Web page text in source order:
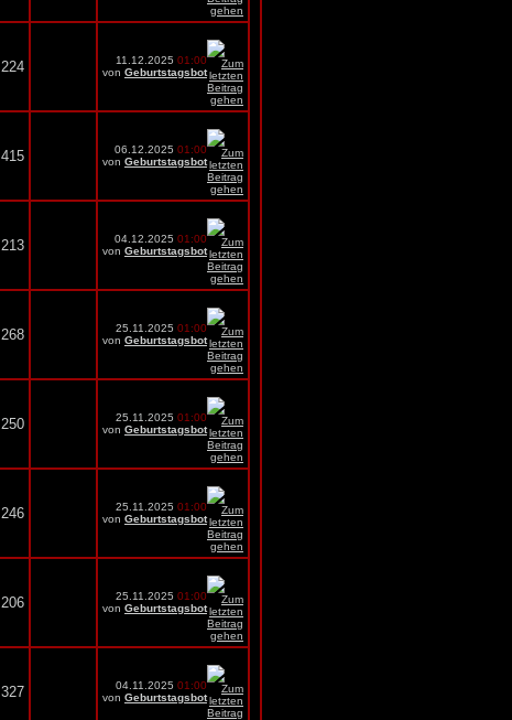
224 11.12.2025 01:00
von Geburtstagsbot
415 06.12.2025 01:00
von Geburtstagsbot
213 04.12.2025 01:00
von Geburtstagsbot
268 25.11.2025 01:00
von Geburtstagsbot
250 25.11.2025 01:00
von Geburtstagsbot
246 25.11.2025 01:00
von Geburtstagsbot
206 25.11.2025 01:00
von Geburtstagsbot
327 04.11.2025 01:00
von Geburtstagsbot